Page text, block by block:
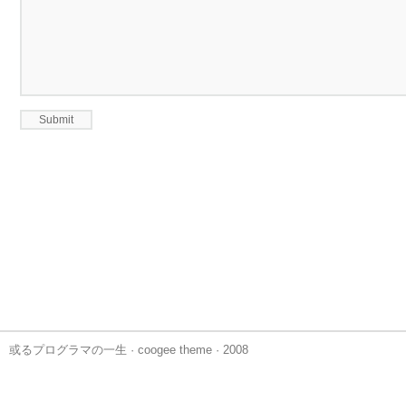
或るプログラマの一生 · coogee theme · 2008